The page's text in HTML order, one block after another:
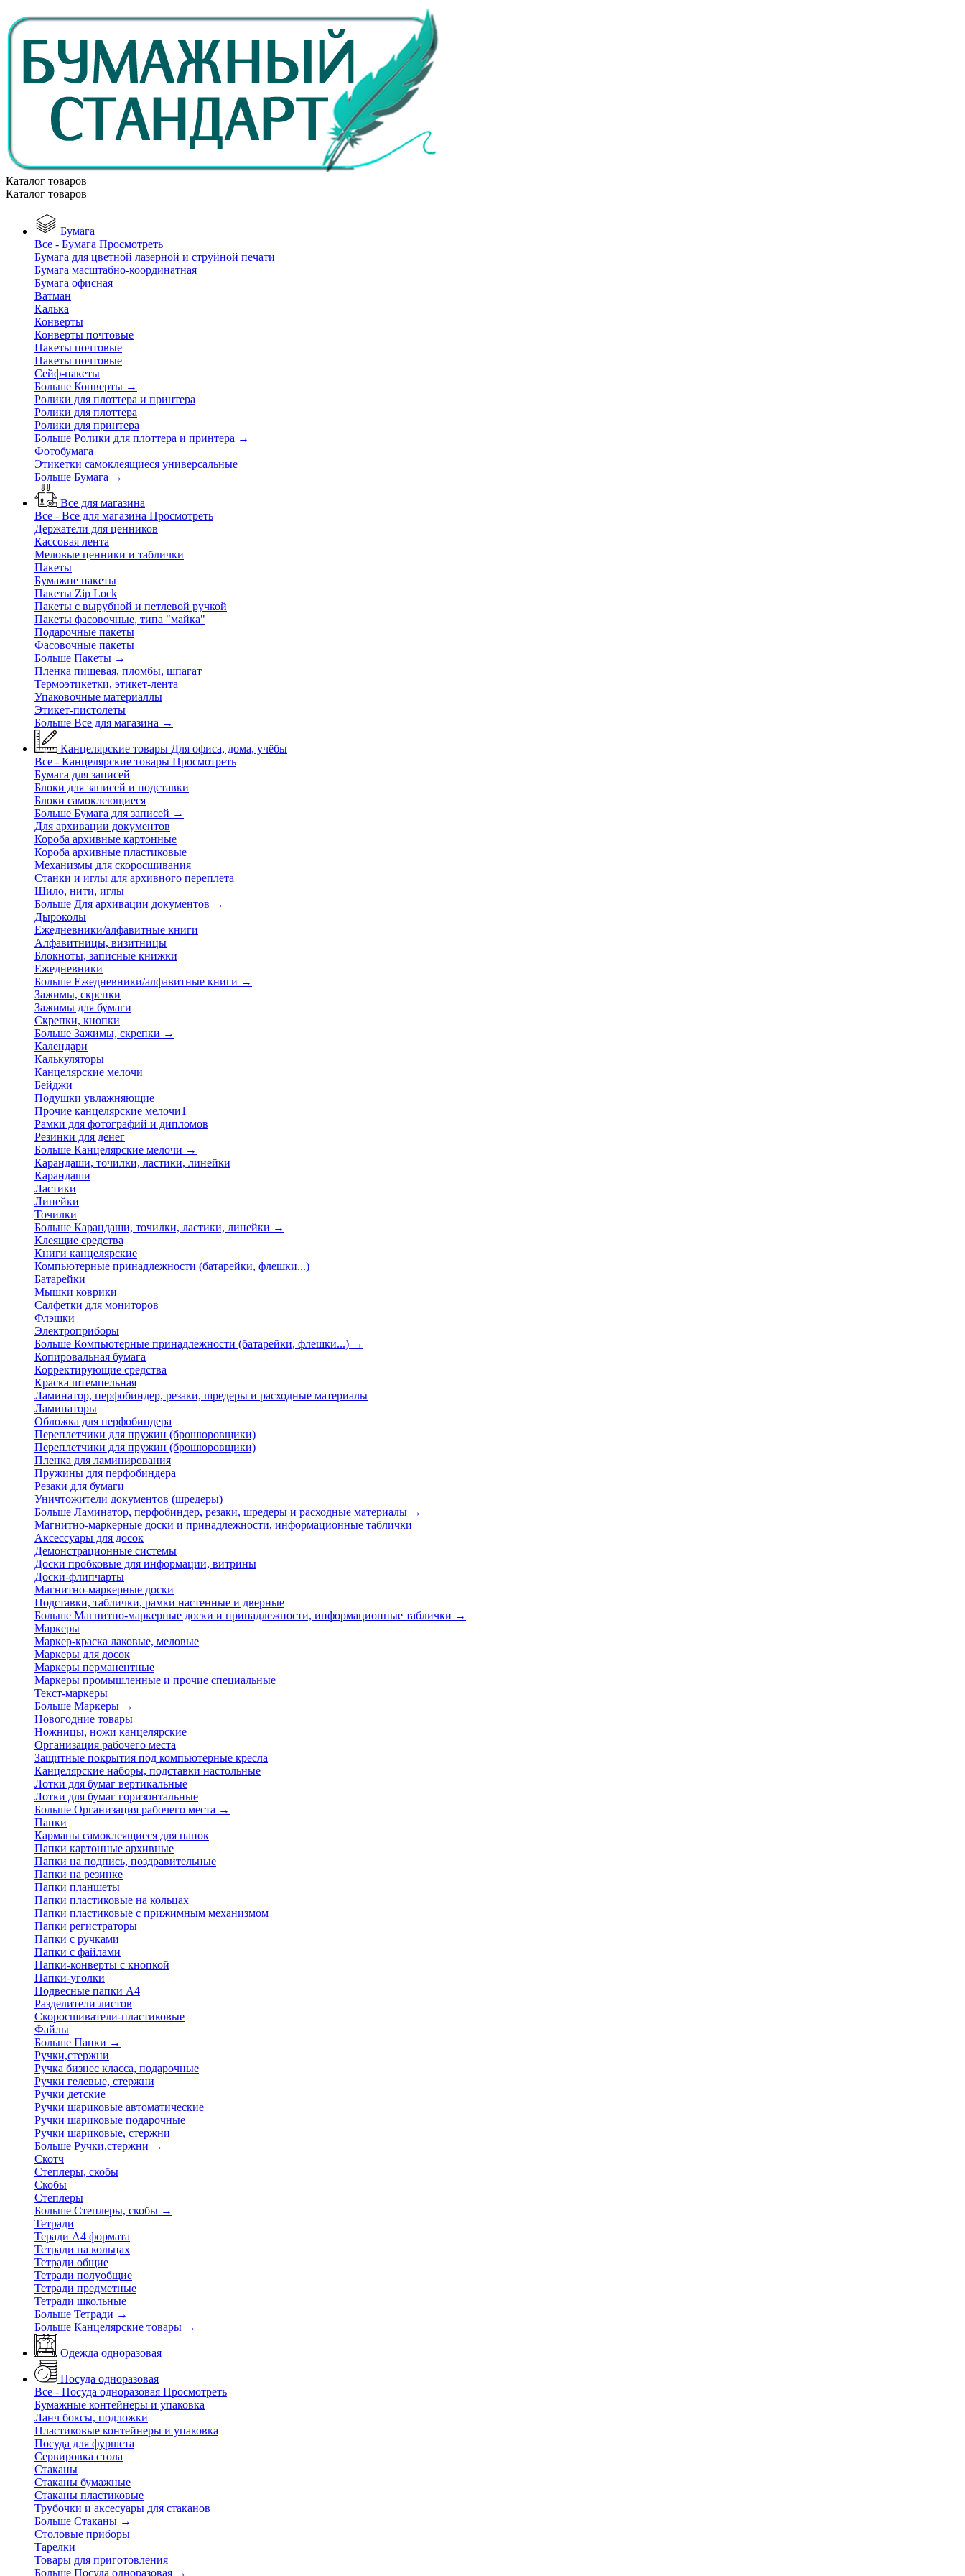
Каталог товаров
Каталог товаров
Бумага
Все - Бумага Просмотреть
Бумага для цветной лазерной и струйной печати
Бумага масштабно-координатная
Бумага офисная
Ватман
Калька
Конверты
Конверты почтовые
Пакеты почтовые
Пакеты почтовые
Сейф-пакеты
Больше Конверты →
Ролики для плоттера и принтера
Ролики для плоттера
Ролики для принтера
Больше Ролики для плоттера и принтера →
Фотобумага
Этикетки самоклеящиеся универсальные
Больше Бумага →
Все для магазина
Все - Все для магазина Просмотреть
Держатели для ценников
Кассовая лента
Меловые ценники и таблички
Пакеты
Бумажне пакеты
Пакеты Zip Lock
Пакеты с вырубной и петлевой ручкой
Пакеты фасовочные, типа "майка"
Подарочные пакеты
Фасовочные пакеты
Больше Пакеты →
Пленка пищевая, пломбы, шпагат
Термоэтикетки, этикет-лента
Упаковочные материаллы
Этикет-пистолеты
Больше Все для магазина →
Канцелярские товары Для офиса, дома, учёбы
Все - Канцелярские товары Просмотреть
Бумага для записей
Блоки для записей и подставки
Блоки самоклеющиеся
Больше Бумага для записей →
Для архивации документов
Короба архивные картонные
Короба архивные пластиковые
Механизмы для скоросшивания
Станки и иглы для архивного переплета
Шило, нити, иглы
Больше Для архивации документов →
Дыроколы
Ежедневники/алфавитные книги
Алфавитницы, визитницы
Блокноты, записные книжки
Ежедневники
Больше Ежедневники/алфавитные книги →
Зажимы, скрепки
Зажимы для бумаги
Скрепки, кнопки
Больше Зажимы, скрепки →
Календари
Калькуляторы
Канцелярские мелочи
Бейджи
Подушки увлажняющие
Прочие канцелярские мелочи1
Рамки для фотографий и дипломов
Резинки для денег
Больше Канцелярские мелочи →
Карандаши, точилки, ластики, линейки
Карандаши
Ластики
Линейки
Точилки
Больше Карандаши, точилки, ластики, линейки →
Клеящие средства
Книги канцелярские
Компьютерные принадлежности (батарейки, флешки...)
Батарейки
Мышки коврики
Салфетки для мониторов
Флэшки
Электроприборы
Больше Компьютерные принадлежности (батарейки, флешки...) →
Копировальная бумага
Корректирующие средства
Краска штемпельная
Ламинатор, перфобиндер, резаки, шредеры и расходные материалы
Ламинаторы
Обложка для перфобиндера
Переплетчики для пружин (брошюровщики)
Переплетчики для пружин (брошюровщики)
Пленка для ламинирования
Пружины для перфобиндера
Резаки для бумаги
Уничтожители документов (шредеры)
Больше Ламинатор, перфобиндер, резаки, шредеры и расходные материалы →
Магнитно-маркерные доски и принадлежности, информационные таблички
Аксессуары для досок
Демонстрационные системы
Доски пробковые для информации, витрины
Доски-флипчарты
Магнитно-маркерные доски
Подставки, таблички, рамки настенные и дверные
Больше Магнитно-маркерные доски и принадлежности, информационные таблички →
Маркеры
Маркер-краска лаковые, меловые
Маркеры для досок
Маркеры перманентные
Маркеры промышленные и прочие специальные
Текст-маркеры
Больше Маркеры →
Новогодние товары
Ножницы, ножи канцелярские
Организация рабочего места
Защитные покрытия под компьютерные кресла
Канцелярские наборы, подставки настольные
Лотки для бумаг вертикальные
Лотки для бумаг горизонтальные
Больше Организация рабочего места →
Папки
Карманы самоклеящиеся для папок
Папки картонные архивные
Папки на подпись, поздравительные
Папки на резинке
Папки планшеты
Папки пластиковые на кольцах
Папки пластиковые с прижимным механизмом
Папки регистраторы
Папки с ручками
Папки с файлами
Папки-конверты с кнопкой
Папки-уголки
Подвесные папки А4
Разделители листов
Скоросшиватели-пластиковые
Файлы
Больше Папки →
Ручки,стержни
Ручка бизнес класса, подарочные
Ручки гелевые, стержни
Ручки детские
Ручки шариковые автоматические
Ручки шариковые подарочные
Ручки шариковые, стержни
Больше Ручки,стержни →
Скотч
Степлеры, скобы
Скобы
Степлеры
Больше Степлеры, скобы →
Тетради
Теради А4 формата
Тетради на кольцах
Тетради общие
Тетради полуобщие
Тетради предметные
Тетради школьные
Больше Тетради →
Больше Канцелярские товары →
Одежда одноразовая
Посуда одноразовая
Все - Посуда одноразовая Просмотреть
Бумажные контейнеры и упаковка
Ланч боксы, подложки
Пластиковые контейнеры и упаковка
Посуда для фуршета
Сервировка стола
Стаканы
Стаканы бумажные
Стаканы пластиковые
Трубочки и аксесуары для стаканов
Больше Стаканы →
Столовые приборы
Тарелки
Товары для приготовления
Больше Посуда одноразовая →